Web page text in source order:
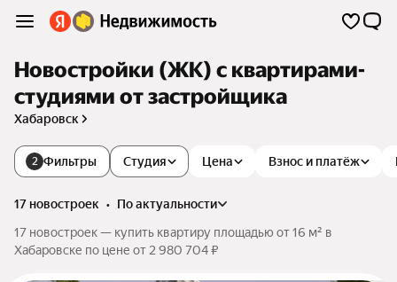
Новостройки (ЖК) с квартирами-
студиями от застройщика
Хабаровск
2 Фильтры Цена Взнос и платёж
Студия
17 новостроек •
по актуальности
17 новостроек — купить квартиру площадью от 16 м² в
Хабаровске по цене от 2 980 704 ₽